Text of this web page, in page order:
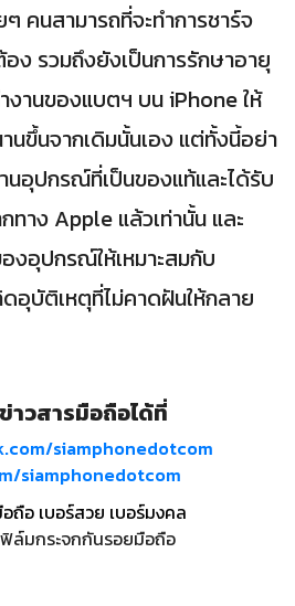
คนสามารถที่จะทำการชาร์จ
ง รวมถึงยังเป็นการรักษาอายุ
งานของแบตฯ บน iPhone ให้
นขึ้นจากเดิมนั้นเอง แต่ทั้งนี้อย่า
นอุปกรณ์ที่เป็นของแท้และได้รับ
าง Apple แล้วเท่านั้น และ
งอุปกรณ์ให้เหมาะสมกับ
อุบัติเหตุที่ไม่คาดฝันให้กลาย
าวสารมือถือได้ที่
siamphonedotcom
siamphonedotcom
ถือ เบอร์สวย เบอร์มงคล
ล์มกระจกกันรอยมือถือ